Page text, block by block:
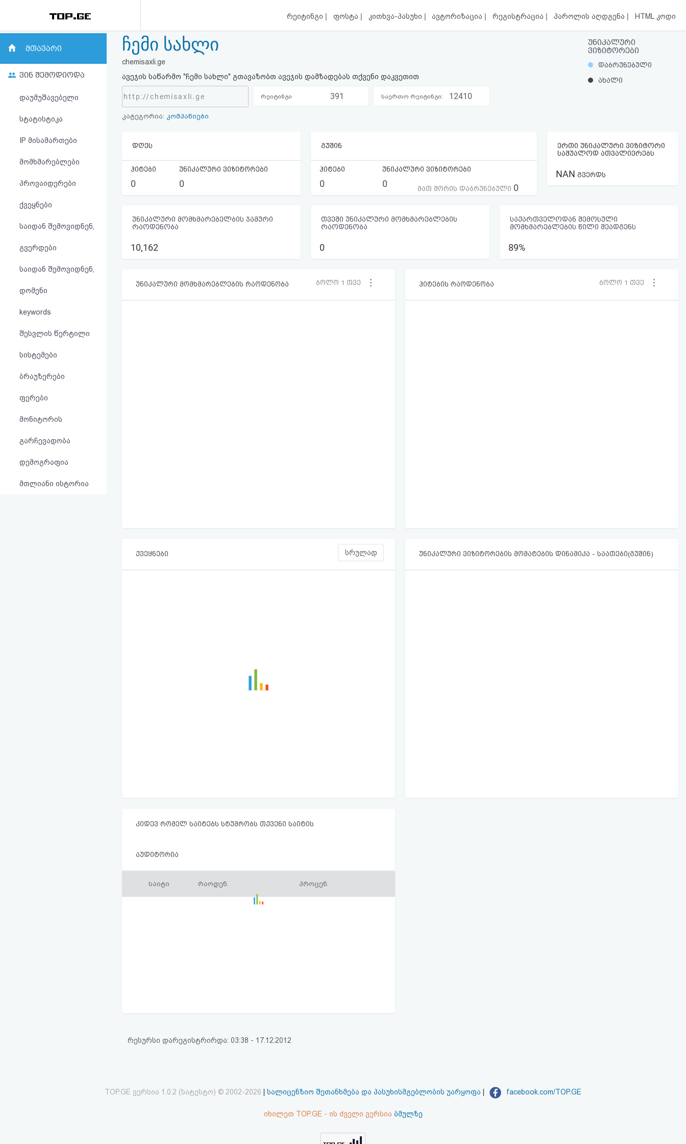
რეიტინგი | ფოსტა | კითხვა-პასუხი | ავტორიზაცია | რეგისტრაცია | პაროლის აღდგენა | HTML კოდი
რეიტინგი
(მთავარი)
კითხვა-
პასუხი
ავტორიზაცია
რეგისტრაცია
სალიცენზიო
შეთანხმება
მთავარი
ვინ შემოდიოდა
დაუმუშავებელი
სტატისტიკა
IP მისამართები
მომხმარებლები
პროვაიდერები
ქვეყნები
საიდან შემოვიდნენ,
გვერდები
საიდან შემოვიდნენ,
დომენი
keywords
შესვლის წერტილი
სისტემები
ბრაუზერები
ფერები
მონიტორის
გარჩევადობა
დემოგრაფია
მთლიანი ისტორია
ჩემი სახლი
chemisaxli.ge
ავეჯის საწარმო "ჩემი სახლი" გთავაზობთ ავეჯის დამზადებას თქვენი დაკვეთით
http://chemisaxli.ge რეიტინგი 391 საერთო რეიტინგი: 12410
კატეგორია: კომპანიები
უნიკალური
ვიზიტორები
დაბრუნებული
ახალი
დღეს
ჰიტები
0
უნიკალური ვიზიტორები
0
გუშინ
ჰიტები
0
უნიკალური ვიზიტორები
0 მათ შორის დაბრუნებული 0
ერთი უნიკალური ვიზიტორი
საშუალოდ ათვალიერებს
NAN გვერდს
უნიკალური მომხმარებელბის ჯამური
რაოდენობა
10,162
თვეში უნიკალური მომხმარებლების
რაოდენობა
0
საქართველოდან შემოსული
მომხმარებლების წილი შეადგენს
89%
უნიკალური მომხმარებლების რაოდენობა ბოლო 1 თვე ჰიტების რაოდენობა ბოლო 1 თვე
ქვეყნები სრულად უნიკალური ვიზიტორების მომატების დინამიკა - საათები(გუშინ)
კიდევ რომელ საიტებს სტუმრობს თქვენი საიტის
აუდიტორია
საიტი რაოდენ. პროცენ.
რესურსი დარეგისტრირდა: 03:38 - 17.12.2012
TOP.GE ვერსია 1.0.2 (სატესტო) © 2002-2026 სალიცენზიო შეთანხმება და პასუხისმგებლობის უარყოფა facebook.com/TOP.GE
იხილეთ TOP.GE - ის ძველი ვერსია ბმულზე